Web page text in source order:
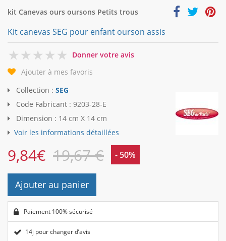
kit Canevas ours oursons Petits trous
Kit canevas SEG pour enfant ourson assis
0
Donner votre avis
Ajouter à mes favoris
Collection : SEG
Code Fabricant : 9203-28-E
Dimension : 14 cm X 14 cm
Voir les informations détaillées
9,84€ 19,67 € - 50%
Ajouter au panier
Paiement 100% sécurisé
14j pour changer d’avis